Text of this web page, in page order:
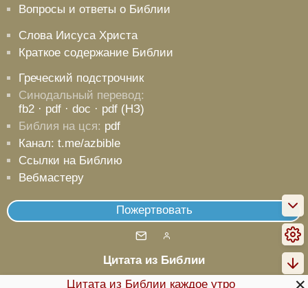
Вопросы и ответы о Библии
Слова Иисуса Христа
Краткое содержание Библии
Греческий подстрочник
Синодальный перевод:
fb2 · pdf · doc · pdf (НЗ)
Библия на цся: pdf
Канал: t.me/azbible
Ссылки на Библию
Вебмастеру
Пожертвовать
Цитата из Библии
Не хлебом одним будет жить человек, но всяким словом,
Цитата из Библии каждое утро